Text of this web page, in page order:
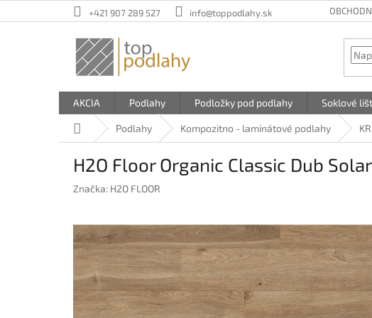
na
+421 907 289 527 info@toppodlahy.sk
AKCIA Podlahy Podložky pod podlahy Soklové
DomovPodlahy Kompozitno - laminátové podlahy
H2O Floor Organic Classic Dub
Značka: H2O FLOOR